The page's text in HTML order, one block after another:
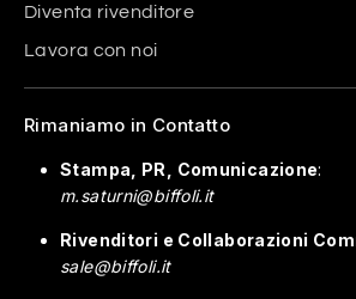
Diventa rivenditore
Lavora con noi
Rimaniamo in Contatto
Stampa, PR, Comunicazione:
m.saturni@biffoli.it
Rivenditori e Collaborazioni
sale@biffoli.it